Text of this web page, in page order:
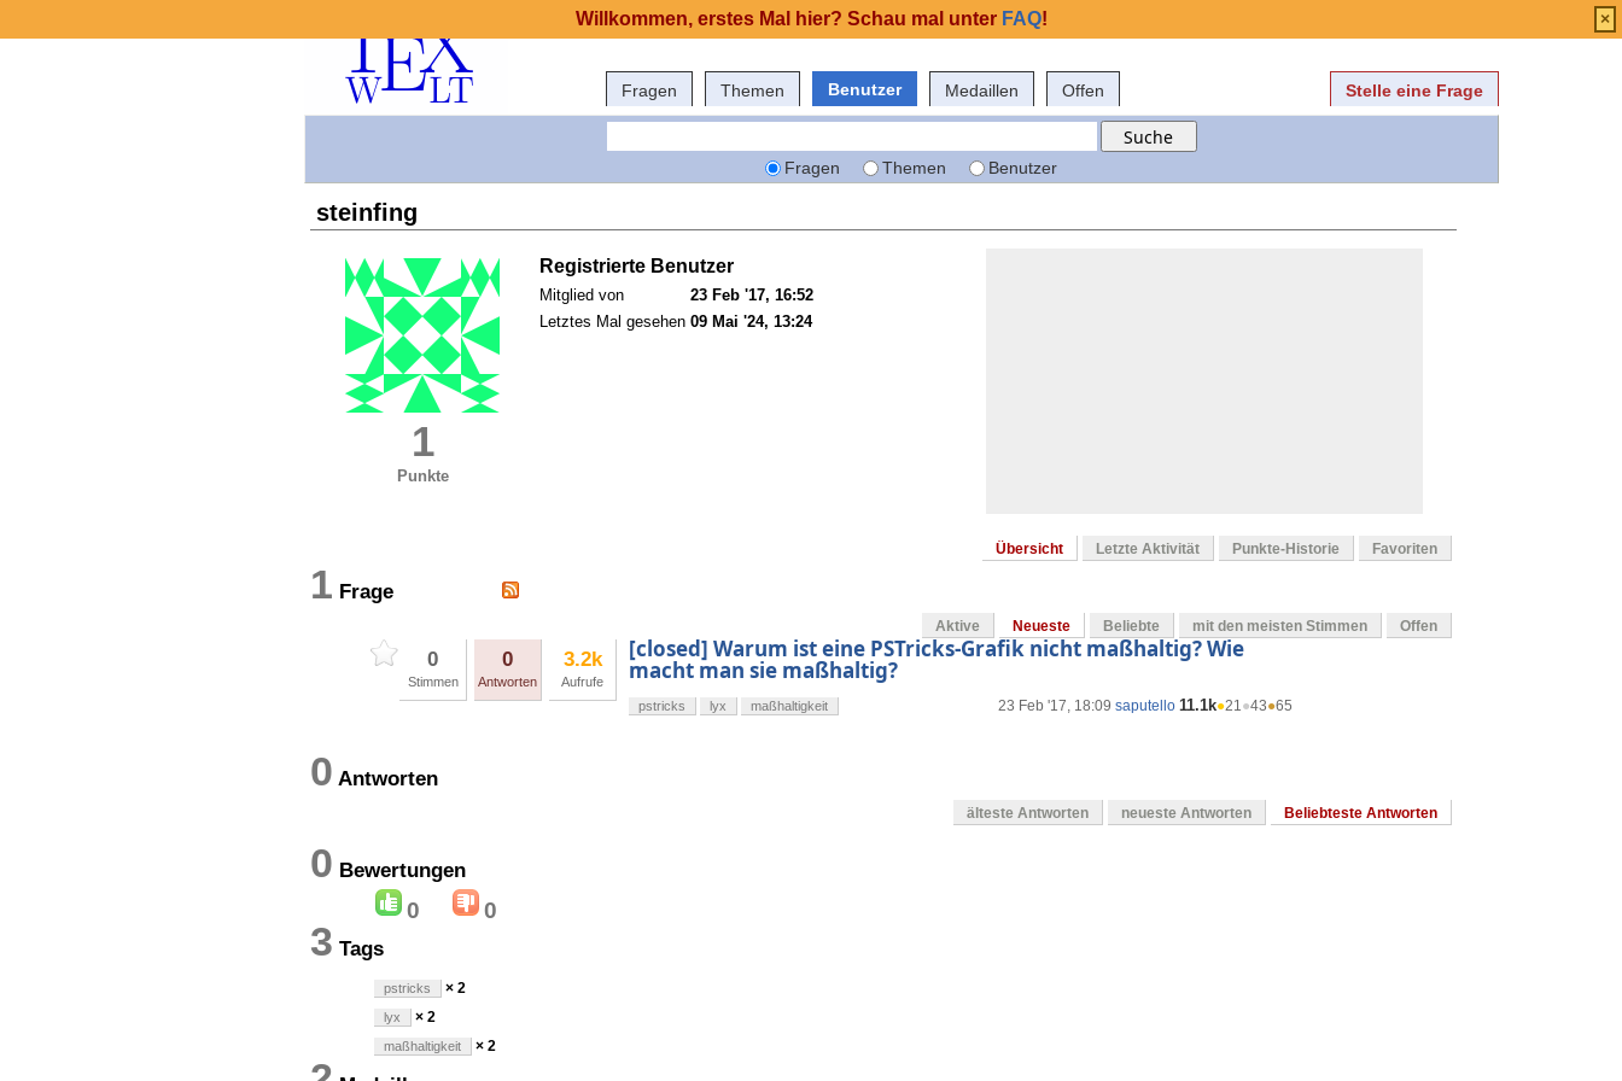
Fragen Themen Benutzer Medaillen Offen Stelle eine Frage
Fragen Themen Benutzer
steinfing
1
Punkte
Registrierte Benutzer
Mitglied von
23 Feb '17, 16:52
Letztes Mal gesehen 09 Mai '24, 13:24
Übersicht Letzte Aktivität Punkte-Historie Favoriten
1 Frage
Aktive Neueste Beliebte mit den meisten Stimmen Offen
0
Stimmen
0
Antworten
3.2k
Aufrufe
[closed] Warum ist eine PSTricks-Grafik nicht maßhaltig? Wie
macht man sie maßhaltig?
23 Feb '17, 18:09 saputello 11.1k●21●43●65
pstricks lyx maßhaltigkeit
0 Antworten
älteste Antworten neueste Antworten Beliebteste Antworten
0 Bewertungen
0 0
3 Tags
pstricks × 2
lyx × 2
maßhaltigkeit × 2
Willkommen, erstes Mal hier? Schau mal unter FAQ! ×